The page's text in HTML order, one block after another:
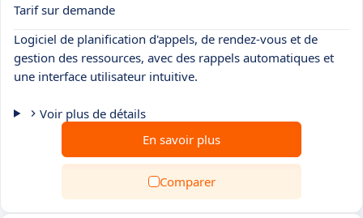
Tarif sur demande
Logiciel de planification d'appels, de rendez-vous et de
gestion des ressources, avec des rappels automatiques et
une interface utilisateur intuitive.
Voir plus de détails
En savoir plus
Comparer